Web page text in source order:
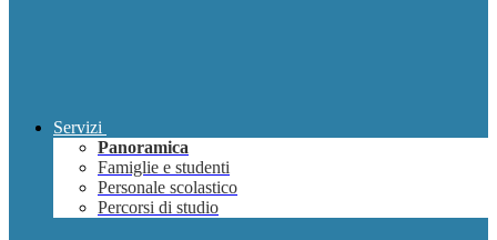
Servizi
Panoramica
Famiglie e studenti
Personale scolastico
Percorsi di studio